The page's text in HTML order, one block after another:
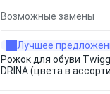
Возможные замены
Лучшее
Рожок для обуви
DRINA (цвета в